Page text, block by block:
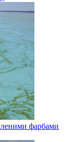
фарбами